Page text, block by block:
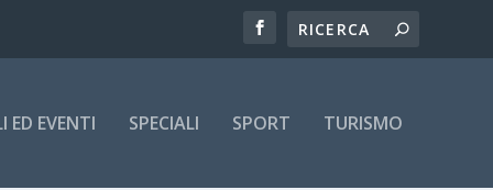
ED EVENTI SPECIALI SPORT TURISMO